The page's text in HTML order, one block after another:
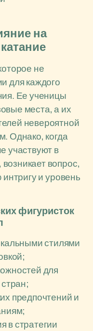
на
не
для каждого
Ее ученицы
места, а их
невероятной
Однако, когда
участвуют в
вопрос,
и уровень
фигуристок
стилями
для
предпочтений и
в стратегии